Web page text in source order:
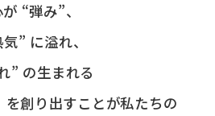
“弾み”、
” に​溢れ、
” の​生まれる
を​創り出すことが​私たちの​